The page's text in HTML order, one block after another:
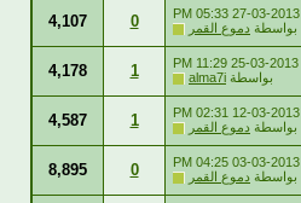
27-03-2013
05:33 PM
بواسطة دموع القمر 0
4,107
25-03-2013
11:29 PM
بواسطة alma7i
1
4,178
12-03-2013
02:31 PM
بواسطة دموع القمر 1
4,587
03-03-2013
04:25 PM
بواسطة دموع القمر 0
8,895